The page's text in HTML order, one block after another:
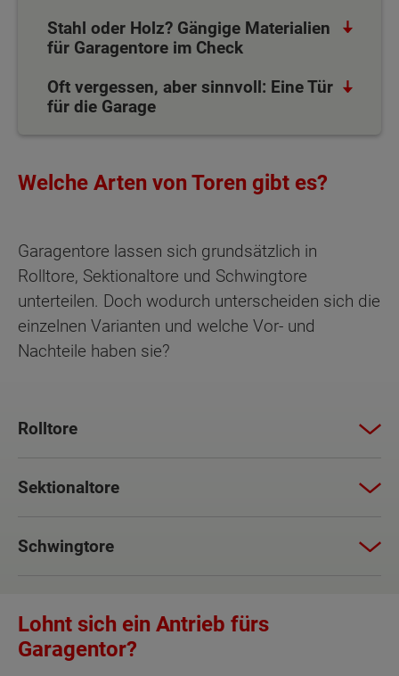
Stahl oder Holz? Gängige Materialien
für Garagentore im Check
Oft vergessen, aber sinnvoll: Eine Tür
für die Garage
Welche Arten von Toren gibt es?
Garagentore lassen sich grundsätzlich in
Rolltore, Sektionaltore und Schwingtore
unterteilen. Doch wodurch unterscheiden sich die
einzelnen Varianten und welche Vor- und
Nachteile haben sie?
Rolltore
Sektionaltore
Schwingtore
Lohnt sich ein Antrieb fürs
Garagentor?